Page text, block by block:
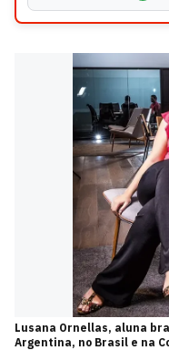
Lusana Ornellas, aluna
Argentina, no Brasil e na